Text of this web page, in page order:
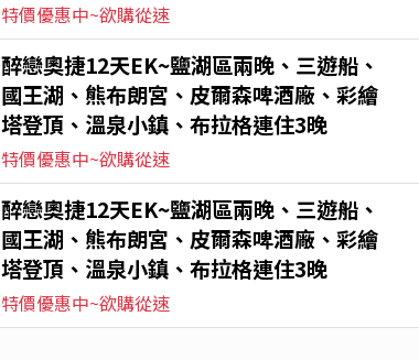
特價優惠中~欲購從速
醉戀奧捷12天EK~鹽湖區兩晚、三遊船、
國王湖、熊布朗宮、皮爾森啤酒廠、彩繪
塔登頂、溫泉小鎮、布拉格連住3晚
特價優惠中~欲購從速
醉戀奧捷12天EK~鹽湖區兩晚、三遊船、
國王湖、熊布朗宮、皮爾森啤酒廠、彩繪
塔登頂、溫泉小鎮、布拉格連住3晚
特價優惠中~欲購從速